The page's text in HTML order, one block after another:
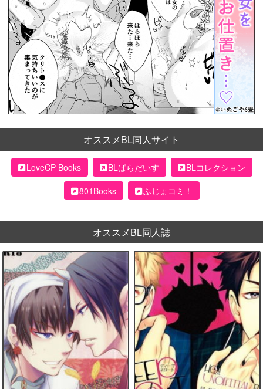
オススメBL同人サイト
LoveCP Books BLぱらだいす
BLコレクション
801Books
ふじょコミ！
オススメBL同人誌